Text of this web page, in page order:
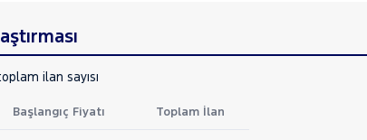
ilan sayısı
Başlangıç Fiyatı Toplam İlan